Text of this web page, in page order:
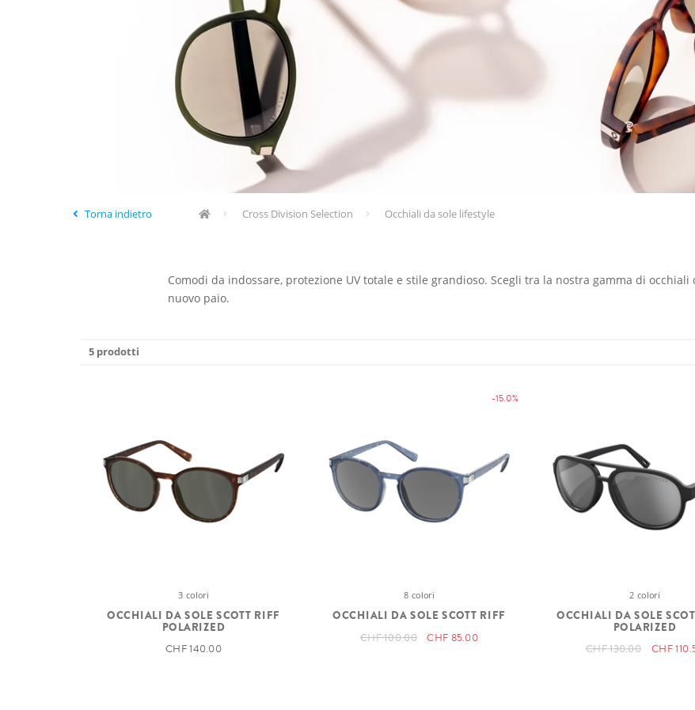
Torna indietro Cross Division Selection Occhiali da sole lifestyle
Comodi da indossare, protezione UV totale e stile grandioso. Scegli tra la nostra gamma di
nuovo paio.
5 prodotti
3 colori
OCCHIALI DA SOLE SCOTT RIFF
POLARIZED
CHF 140.00
-15.0%
8 colori
OCCHIALI DA SOLE SCOTT RIFF
CHF 100.00 CHF 85.00
2 colori
OCCHIALI DA SOLE
POLARIZED
CHF 130.00 CHF